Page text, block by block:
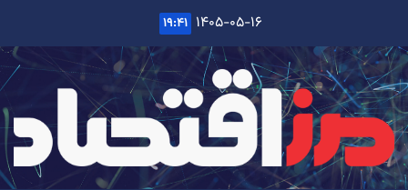
content
۱۴۰۵-۰۵-۱۶ ۱۹:۴۱